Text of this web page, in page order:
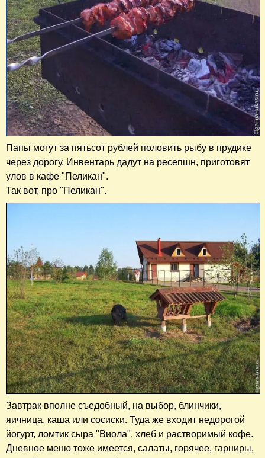
Папы могут за пятьсот рублей половить рыбу в прудике
через дорогу. Инвентарь дадут на ресепшн, приготовят
улов в кафе "Пеликан".
Так вот, про "Пеликан".
Завтрак вполне съедобный, на выбор, блинчики,
яичница, каша или сосиски. Туда же входит недорогой
йогурт, ломтик сыра "Виола", хлеб и растворимый кофе.
Дневное меню тоже имеется, салаты, горячее, гарниры,